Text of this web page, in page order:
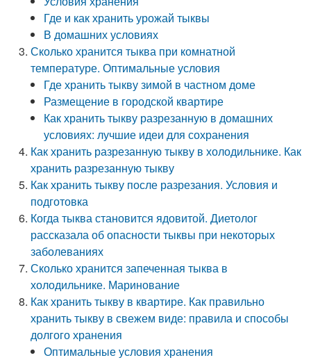
Где и как хранить урожай тыквы
В домашних условиях
Сколько хранится тыква при комнатной
температуре. Оптимальные условия
Где хранить тыкву зимой в частном доме
Размещение в городской квартире
Как хранить тыкву разрезанную в домашних
условиях: лучшие идеи для сохранения
Как хранить разрезанную тыкву в холодильнике. Как
хранить разрезанную тыкву
Как хранить тыкву после разрезания. Условия и
подготовка
Когда тыква становится ядовитой. Диетолог
рассказала об опасности тыквы при некоторых
заболеваниях
Сколько хранится запеченная тыква в
холодильнике. Маринование
Как хранить тыкву в квартире. Как правильно
хранить тыкву в свежем виде: правила и способы
долгого хранения
Оптимальные условия хранения